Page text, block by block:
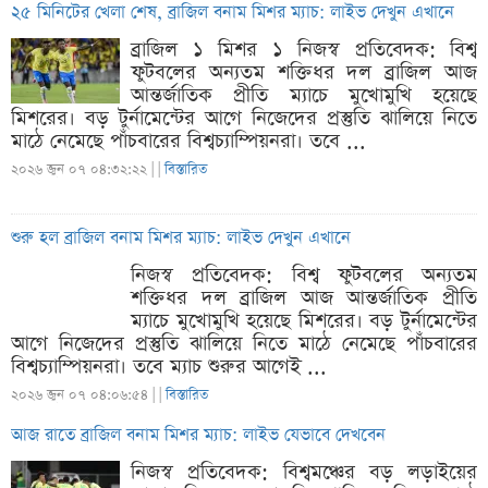
২৫ মিনিটের খেলা শেষ, ব্রাজিল বনাম মিশর ম্যাচ: লাইভ দেখুন এখানে
ব্রাজিল ১ মিশর ১ নিজস্ব প্রতিবেদক: বিশ্ব
ফুটবলের অন্যতম শক্তিধর দল ব্রাজিল আজ
আন্তর্জাতিক প্রীতি ম্যাচে মুখোমুখি হয়েছে
মিশরের। বড় টুর্নামেন্টের আগে নিজেদের প্রস্তুতি ঝালিয়ে নিতে
মাঠে নেমেছে পাঁচবারের বিশ্বচ্যাম্পিয়নরা। তবে ...
২০২৬ জুন ০৭ ০৪:৩২:২২ | |বিস্তারিত
শুরু হল ব্রাজিল বনাম মিশর ম্যাচ: লাইভ দেখুন এখানে
নিজস্ব প্রতিবেদক: বিশ্ব ফুটবলের অন্যতম
শক্তিধর দল ব্রাজিল আজ আন্তর্জাতিক প্রীতি
ম্যাচে মুখোমুখি হয়েছে মিশরের। বড় টুর্নামেন্টের
আগে নিজেদের প্রস্তুতি ঝালিয়ে নিতে মাঠে নেমেছে পাঁচবারের
বিশ্বচ্যাম্পিয়নরা। তবে ম্যাচ শুরুর আগেই ...
২০২৬ জুন ০৭ ০৪:০৬:৫৪ | |বিস্তারিত
আজ রাতে ব্রাজিল বনাম মিশর ম্যাচ: লাইভ যেভাবে দেখবেন
নিজস্ব প্রতিবেদক: বিশ্বমঞ্চের বড় লড়াইয়ের